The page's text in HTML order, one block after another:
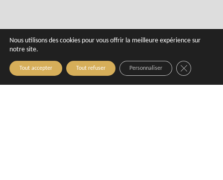
Nous utilisons des cookies pour vous offrir la meilleure expérience sur
notre site.
Tout accepter Tout refuser Personnaliser Close GDPR